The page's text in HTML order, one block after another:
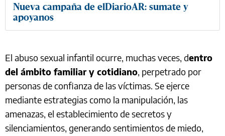
Nueva campaña de elDiarioAR: sumate y
apoyanos
El abuso sexual infantil ocurre, muchas veces, dentro
del ámbito familiar y cotidiano, perpetrado por
personas de confianza de las víctimas. Se ejerce
mediante estrategias como la manipulación, las
amenazas, el establecimiento de secretos y
silenciamientos, generando sentimientos de miedo,